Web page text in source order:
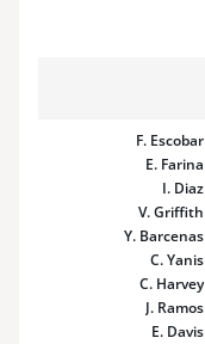
F. Escobar
E. Farina
I. Diaz
V. Griffith
Y. Barcenas
C. Yanis
C. Harvey
J. Ramos
E. Davis